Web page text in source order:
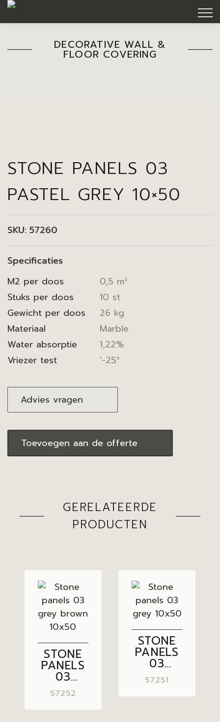
DECORATIVE WALL &
FLOOR COVERING
STONE PANELS 03
PASTEL GREY 10×50
SKU: 57260
Specificaties
M2 per doos
0,5 m²
Stuks per doos
10 st
Gewicht per doos
26 kg
Materiaal
Marble
Water absorptie
1,22%
Vriezer test
'-25°
Advies vragen
Toevoegen aan de offerte
GERELATEERDE
PRODUCTEN
STONE
PANELS
03
GREY
BROWN
10×50
57252
STONE
PANELS
03
GREY
10×50
57251